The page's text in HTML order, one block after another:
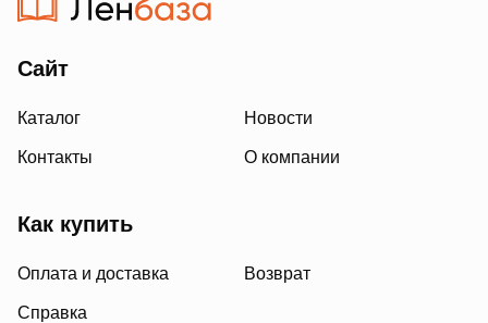
Сайт
Каталог Новости
Контакты О компании
Как купить
Оплата и доставка Возврат
Справка